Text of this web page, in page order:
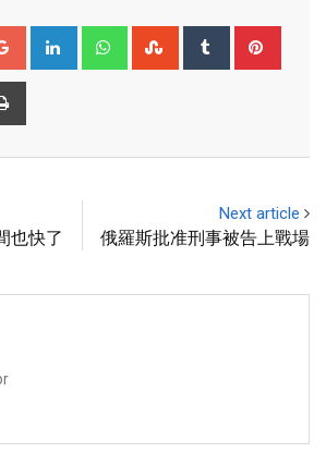
也快了
Next article
俄羅斯批准刑事被告上戰場